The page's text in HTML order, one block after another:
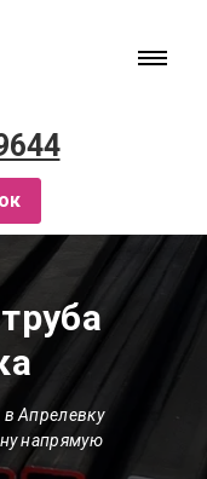
Апрелевку
напрямую